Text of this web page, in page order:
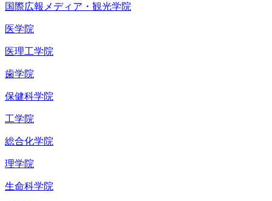
国際広報メディア・観光学院
医学院
医理工学院
歯学院
保健科学院
工学院
総合化学院
理学院
生命科学院